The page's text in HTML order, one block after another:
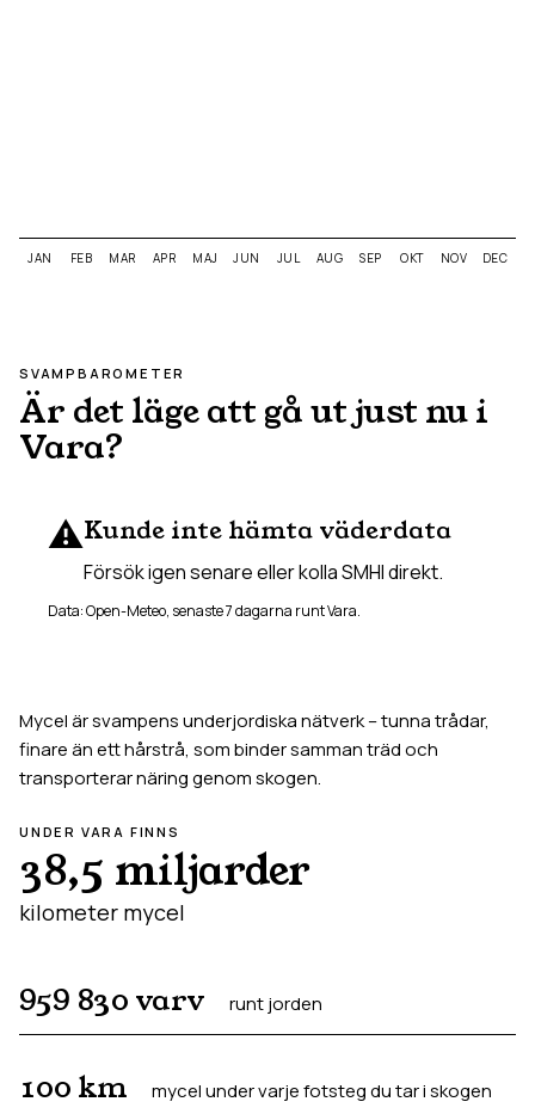
JAN FEB MAR APR MAJ JUN JUL AUG SEP OKT NOV DEC
SVAMPBAROMETER
Är det läge att gå ut just nu i
Vara?
⚠️Kunde inte hämta väderdata
Försök igen senare eller kolla SMHI direkt.
Data: Open-Meteo, senaste 7 dagarna runtVara.
Mycel är svampens underjordiska nätverk – tunna trådar,
finare än ett hårstrå, som binder samman träd och
transporterar näring genom skogen.
UNDER VARA FINNS
38,5 miljarder
kilometer mycel
959 830 varv runt jorden
100 km mycel under varje fotsteg du tar i skogen